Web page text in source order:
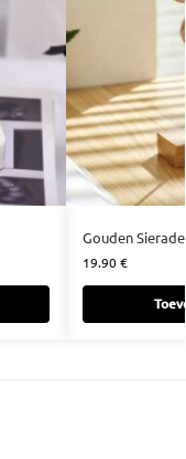
Gouden
19.90€